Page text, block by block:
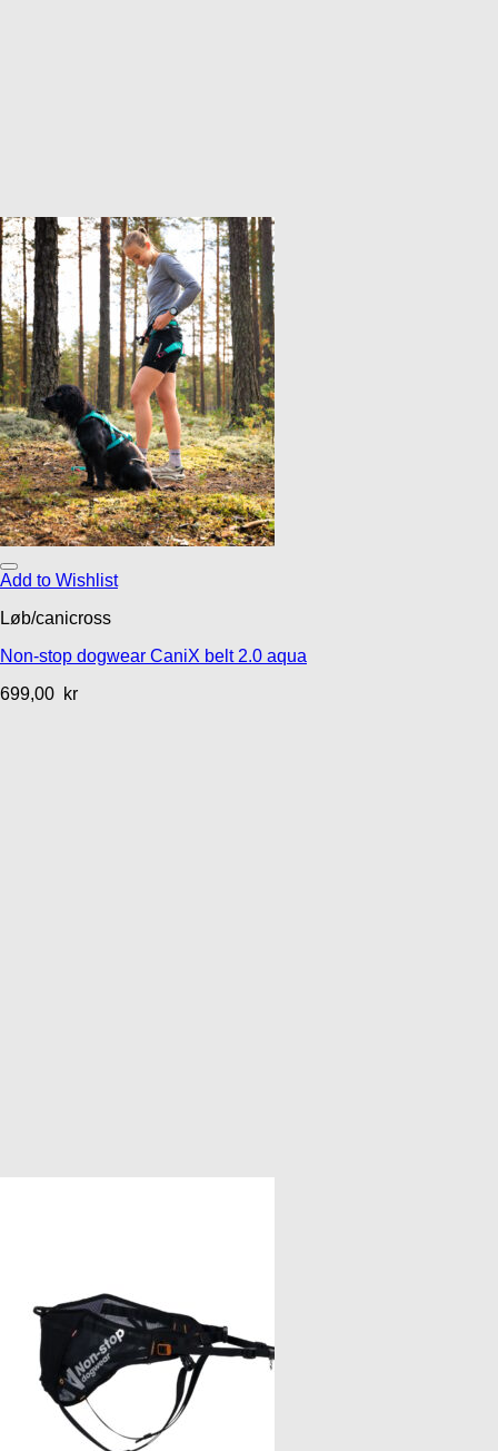
Add to Wishlist
Løb/canicross
Non-stop dogwear CaniX belt 2.0 aqua
699,00 kr